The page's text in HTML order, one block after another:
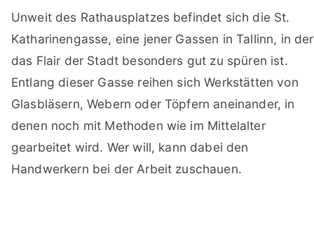
Unweit des Rathausplatzes befindet sich die St.
Katharinengasse, eine jener Gassen in Tallinn, in der
das Flair der Stadt besonders gut zu spüren ist.
Entlang dieser Gasse reihen sich Werkstätten von
Glasbläsern, Webern oder Töpfern aneinander, in
denen noch mit Methoden wie im Mittelalter
gearbeitet wird. Wer will, kann dabei den
Handwerkern bei der Arbeit zuschauen.